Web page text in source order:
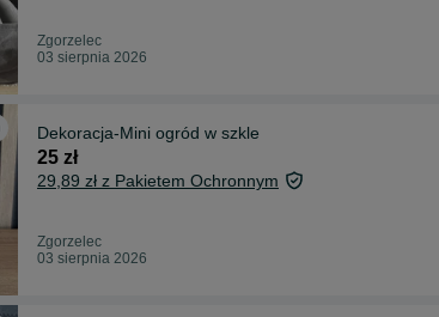
Zgorzelec
03 sierpnia 2026
Dekoracja-Mini ogród w szkle
25 zł
29,89 zł z Pakietem Ochronnym
Zgorzelec
03 sierpnia 2026